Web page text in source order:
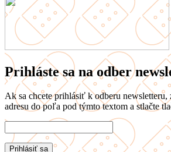
Prihláste sa na odber
Ak sa chcete prihlásiť k odberu newsletteru,
adresu do poľa pod týmto textom a stlačte